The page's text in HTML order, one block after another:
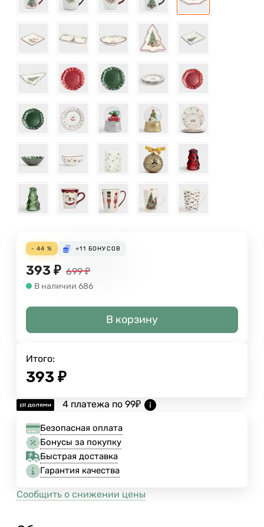
- 44 % +11 БОНУСОВ
393 ₽ 699 ₽
В наличии 686
В корзину
Итого:
393 ₽
4 платежа по 99₽
Безопасная оплата
Бонусы за покупку
Быстрая доставка
Гарантия качества
Сообщить о снижении цены